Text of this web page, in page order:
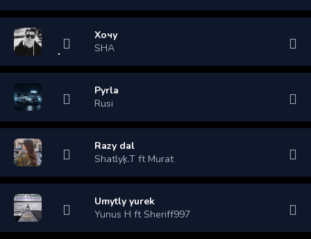
Хочу
SHA
Pyrla
Rusi
Razy dal
Shatlyk.T ft Murat
Umytly yurek
Yunus H ft Sheriff997